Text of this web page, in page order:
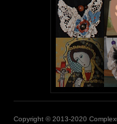
Copyright © 2013-2020